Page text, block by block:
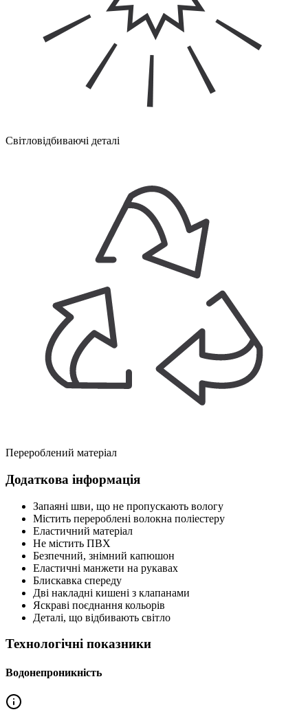
Світловідбиваючі деталі
Перероблений матеріал
Додаткова інформація
Запаяні шви, що не пропускають вологу
Містить перероблені волокна поліестеру
Еластичний матеріал
Не містить ПВХ
Безпечний, знімний капюшон
Еластичні манжети на рукавах
Блискавка спереду
Дві накладні кишені з клапанами
Яскраві поєднання кольорів
Деталі, що відбивають світло
Технологічні показники
Водонепроникність